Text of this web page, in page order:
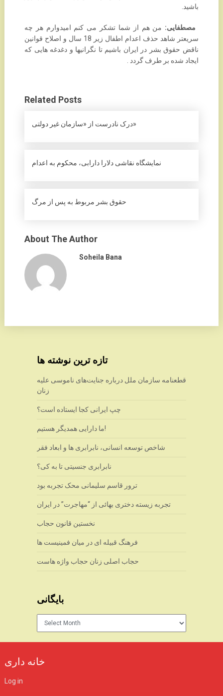
باشید.‏
مصطفایی: من هم از شما تشکر می کنم امیدوارم هر چه
سریعتر شاهد حذف اعدام اطفال زیر 18 سال و ‏اصلاح قوانین
ناقض حقوق بشر در ایران باشیم تا نگرانیها و دغدغه هایی که
ایجاد شده بر طرف گردد .‏
Related Posts
درک نادرست از «سازمان غیر دولتی»
نمایشگاه نقاشی دلارا دارابی، محکوم به اعدام
حقوق بشر مربوط به پس از مرگ
About The Author
Soheila Bana
تازه ترین نوشته ها
قطعنامه سازمان ملل درباره جنایت‌های ناموسی علیه
زنان
چپ ایرانی کجا ایستاده است؟
ما دارایی همدیگر هستیم!
شاخص توسعه انسانی، نابرابری ها و ابعاد فقر
نابرابری جنسیتی تا به کی؟
ترور قاسم سلیمانی محک تجربه بود
تجربه زیسته دختری بهائی از “مهاجرت” در ایران
نخستین قانون حجاب
فرهنگ قبیله ای در میان فمینیست ها
حجاب اصلی زنان حجاب واژه هاست
بایگانی
بایگانی
خانه داری
Log in